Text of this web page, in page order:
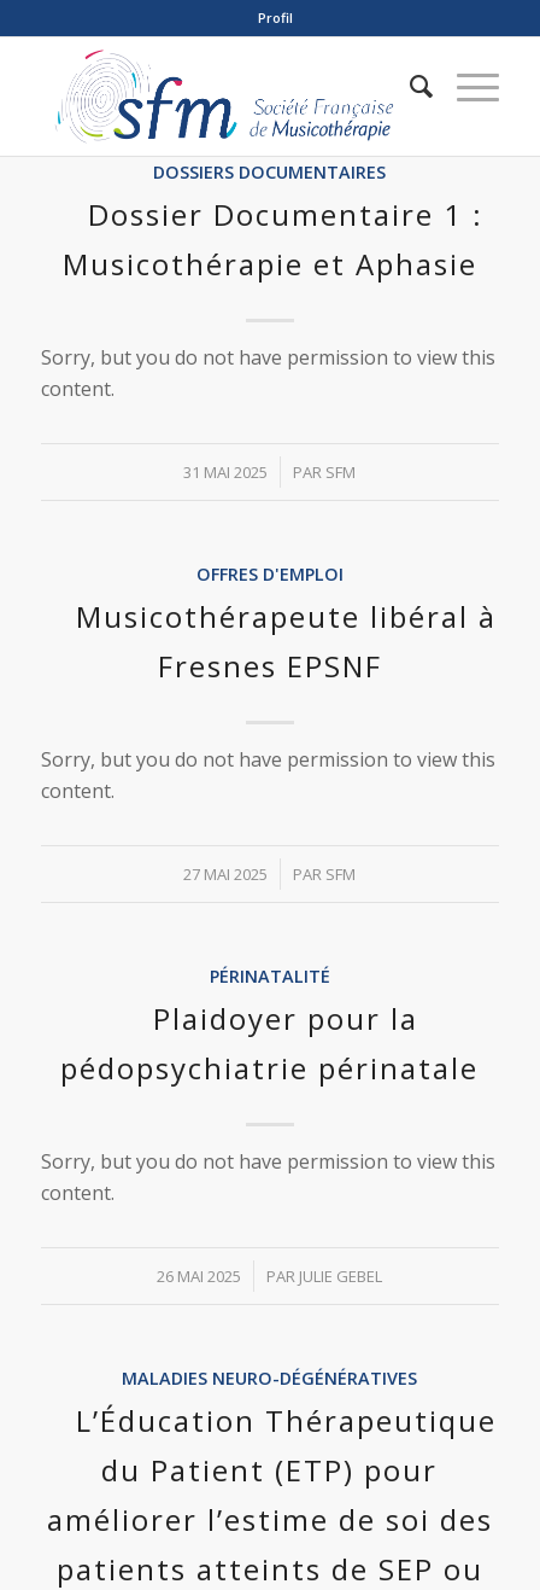
Profil
DOSSIERS DOCUMENTAIRES
Dossier Documentaire 1 :
Musicothérapie et Aphasie
Sorry, but you do not have permission to view this
content.
31 MAI 2025
/ PAR SFM
OFFRES D'EMPLOI
Musicothérapeute libéral à
Fresnes EPSNF
Sorry, but you do not have permission to view this
content.
27 MAI 2025
/ PAR SFM
PÉRINATALITÉ
Plaidoyer pour la
pédopsychiatrie périnatale
Sorry, but you do not have permission to view this
content.
26 MAI 2025
/ PAR JULIE GEBEL
MALADIES NEURO-DÉGÉNÉRATIVES
L’Éducation Thérapeutique
du Patient (ETP) pour
améliorer l’estime de soi des
patients atteints de SEP ou